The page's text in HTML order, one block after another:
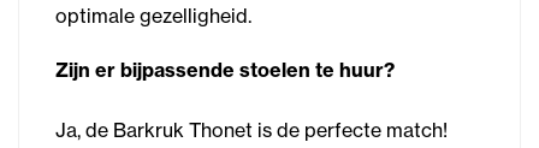
optimale gezelligheid.
Zijn er bijpassende stoelen te huur?
Ja, de Barkruk Thonet is de perfecte match!